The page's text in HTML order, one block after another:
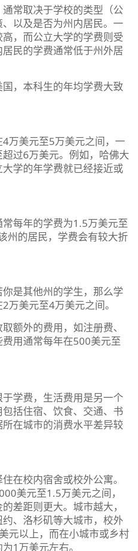
常取决于学校的类型（公
以及是否为州内居民。一
，而公立大学的学费则受
民的学费通常低于州外居
，本科生的年均学费大致
万美元至5万美元之间，一
过6万美元。例如，哈佛大
学的年学费就已经接近或
每年的学费为1.5万美元至
州的居民，学费会有较大折
是其他州的学生，那么学
万美元至4万美元之间。
额外的费用，如注册费、
用通常每年在500美元至
学费，生活费用是另一个
括住宿、饮食、交通、书
在城市的消费水平差异较
在校内宿舍或校外公寓。
美元至1.5万美元之间，
差距则更大。城市越大，
、洛杉矶等大城市，校外
元以上，而在小城市或乡村
1万美元左右。